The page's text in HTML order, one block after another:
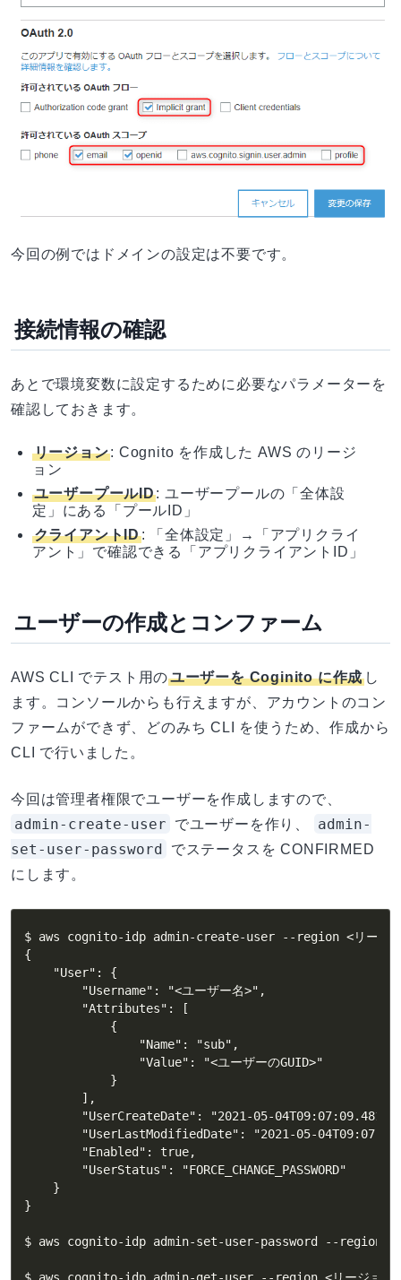
今回の例ではドメインの設定は不要です。
接続情報の確認
あとで環境変数に設定するために必要なパラメーターを
確認しておきます。
リージョン: Cognito を作成した AWS のリージ
ョン
ユーザープールID: ユーザープールの「全体設
定」にある「プールID」
クライアントID: 「全体設定」→「アプリクライ
アント」で確認できる「アプリクライアントID」
ユーザーの作成とコンファーム
AWS CLI でテスト用のユーザーを Coginito に作成し
ます。コンソールからも行えますが、アカウントのコン
ファームができず、どのみち CLI を使うため、作成から
CLI で行いました。
今回は管理者権限でユーザーを作成しますので、
admin-create-user でユーザーを作り、
admin-
set-user-password
でステータスを CONFIRMED
にします。
$ aws cognito-idp admin-create-user --region <リージョ
{
    "User": {
        "Username": "<ユーザー名>",
        "Attributes": [
            {
                "Name": "sub",
                "Value": "<ユーザーのGUID>"
            }
        ],
"UserCreateDate": "2021-05-
"UserLastModifiedDate": "2021-05-
        "Enabled": true,
        "UserStatus": "FORCE_CHANGE_PASSWORD"
    }
}
$ aws cognito-idp admin-set-user-password --region <リ